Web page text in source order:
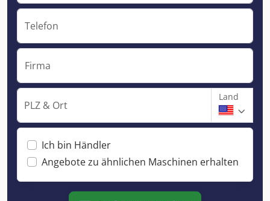
Telefon
Firma
PLZ & Ort
Land
Ich bin Händler
Angebote zu ähnlichen Maschinen erhalten